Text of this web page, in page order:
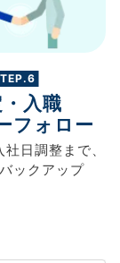
入職
フォロー
社日調整まで、
ックアップ